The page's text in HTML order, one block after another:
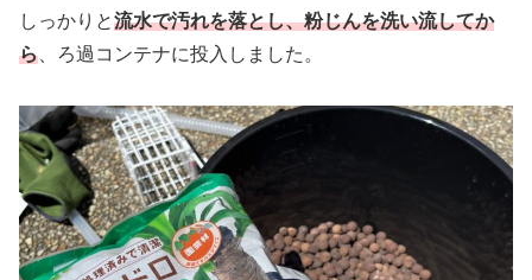
しっかりと流水で汚れを落とし、粉じんを洗い流してか
ら 、ろ過コンテナに投入しました。